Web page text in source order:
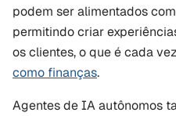
podem ser alimentados
permitindo criar
os clientes, o que é cada
como finanças.
Agentes de IA autônomos